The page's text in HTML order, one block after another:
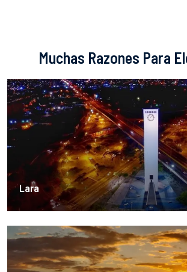
Muchas Razones Para
Lara